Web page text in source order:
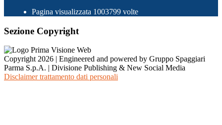
Pagina visualizzata 1003799 volte
Sezione Copyright
Copyright 2026 | Engineered and powered by Gruppo Spaggiari
Parma S.p.A. | Divisione Publishing & New Social Media
Disclaimer trattamento dati personali